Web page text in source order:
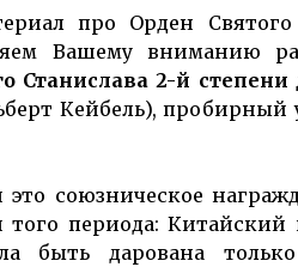
про Орден
Вашему вниманию
Станислава 2-й
Кейбель),
союзническое
периода: Китайский
быть дарована